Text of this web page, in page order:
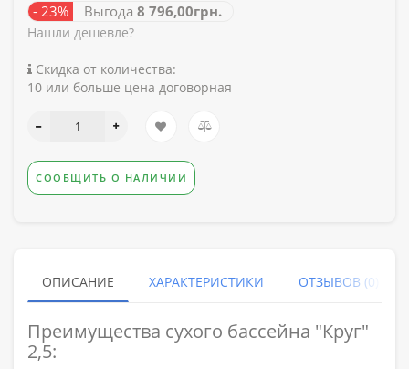
- 23% Выгода 8 796,00грн.
Нашли дешевле?
Скидка от количества:
10 или больше цена договорная
СООБЩИТЬ О НАЛИЧИИ
ОПИСАНИЕ ХАРАКТЕРИСТИКИ ОТЗЫВОВ (0)
Преимущества сухого бассейна "Круг"
2,5: